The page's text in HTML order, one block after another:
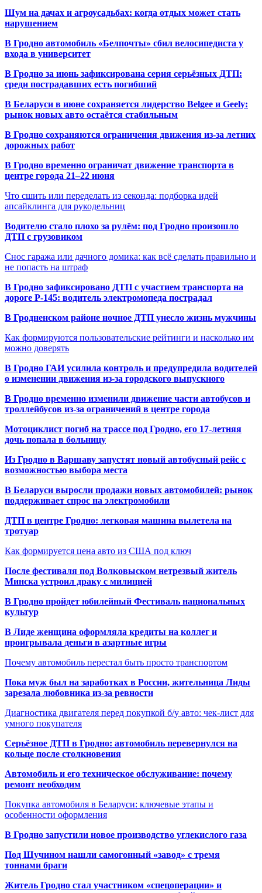
Шум на дачах и агроусадьбах: когда отдых может стать
нарушением
В Гродно автомобиль «Белпочты» сбил велосипедиста у
входа в университет
В Гродно за июнь зафиксирована серия серьёзных ДТП:
среди пострадавших есть погибший
В Беларуси в июне сохраняется лидерство Belgee и Geely:
рынок новых авто остаётся стабильным
В Гродно сохраняются ограничения движения из-за летних
дорожных работ
В Гродно временно ограничат движение транспорта в
центре города 21–22 июня
Что сшить или переделать из секонда: подборка идей
апсайклинга для рукодельниц
Водителю стало плохо за рулём: под Гродно произошло
ДТП с грузовиком
Снос гаража или дачного домика: как всё сделать правильно и
не попасть на штраф
В Гродно зафиксировано ДТП с участием транспорта на
дороге Р-145: водитель электромопеда пострадал
В Гродненском районе ночное ДТП унесло жизнь мужчины
Как формируются пользовательские рейтинги и насколько им
можно доверять
В Гродно ГАИ усилила контроль и предупредила водителей
о изменении движения из-за городского выпускного
В Гродно временно изменили движение части автобусов и
троллейбусов из-за ограничений в центре города
Мотоциклист погиб на трассе под Гродно, его 17-летняя
дочь попала в больницу
Из Гродно в Варшаву запустят новый автобусный рейс с
возможностью выбора места
В Беларуси выросли продажи новых автомобилей: рынок
поддерживает спрос на электромобили
ДТП в центре Гродно: легковая машина вылетела на
тротуар
Как формируется цена авто из США под ключ
После фестиваля под Волковыском нетрезвый житель
Минска устроил драку с милицией
В Гродно пройдет юбилейный Фестиваль национальных
культур
В Лиде женщина оформляла кредиты на коллег и
проигрывала деньги в азартные игры
Почему автомобиль перестал быть просто транспортом
Пока муж был на заработках в России, жительница Лиды
зарезала любовника из-за ревности
Диагностика двигателя перед покупкой б/у авто: чек-лист для
умного покупателя
Серьёзное ДТП в Гродно: автомобиль перевернулся на
кольце после столкновения
Автомобиль и его техническое обслуживание: почему
ремонт необходим
Покупка автомобиля в Беларуси: ключевые этапы и
особенности оформления
В Гродно запустили новое производство углекислого газа
Под Щучином нашли самогонный «завод» с тремя
тоннами браги
Житель Гродно стал участником «спецоперации» и